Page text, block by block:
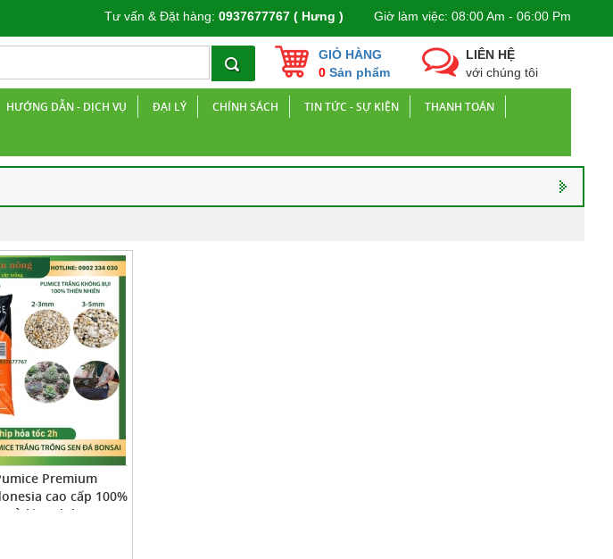
Tư vấn & Đặt hàng: 0937677767 ( Hưng ) Giờ làm việc: 08:00 Am - 06:00 Pm
GIỎ HÀNG
0 Sản phẩm
LIÊN HỆ
với chúng tôi
HƯỚNG DẪN - DỊCH VỤ ĐẠI LÝ CHÍNH SÁCH TIN TỨC - SỰ KIỆN THANH TOÁN
Premium
cao cấp 100%
xử lý sạch bụi vụn,